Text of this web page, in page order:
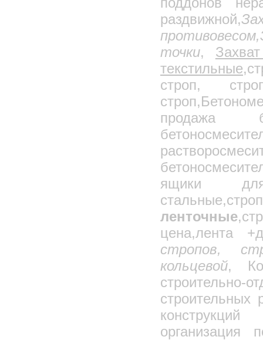
раздвижной,
точки,
текстильные,
строп,
продажа
ящики для
ленточные
цена,лента
стропов,
кольцевой,
строительно-
строительных
организация